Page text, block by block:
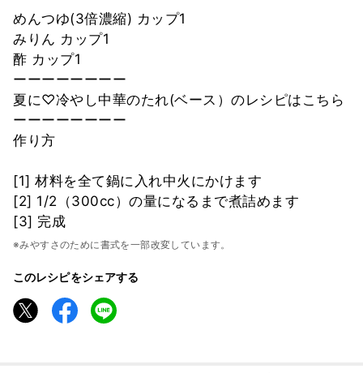
めんつゆ(3倍濃縮) カップ1
みりん カップ1
酢 カップ1
ーーーーーーーー
夏に♡冷やし中華のたれ(ベース）のレシピはこちら
ーーーーーーーー
作り方
[1] 材料を全て鍋に入れ中火にかけます
[2] 1/2（300cc）の量になるまで煮詰めます
[3] 完成
※みやすさのために書式を一部改変しています。
このレシピをシェアする